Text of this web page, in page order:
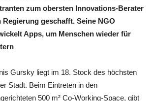
zum obersten Innovations-Berater
geschafft. Seine NGO
Apps, um Menschen wieder für
Gursky liegt im 18. Stock des höchsten
Stadt. Beim Eintreten in den
500 m² Co-Working-Space, gibt